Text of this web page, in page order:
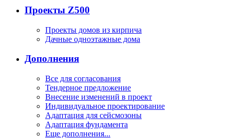
Проекты Z500
Проекты домов из кирпича
Дачные одноэтажные дома
Дополнения
Все для согласования
Тендерное предложение
Внесение изменений в проект
Индивидуальное проектирование
Адаптация для сейсмозоны
Адаптация фундамента
Еще дополнения...